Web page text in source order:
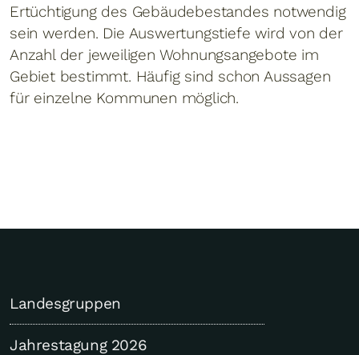
Ertüchtigung des Gebäudebestandes notwendig
sein werden. Die Auswertungstiefe wird von der
Anzahl der jeweiligen Wohnungsangebote im
Gebiet bestimmt. Häufig sind schon Aussagen
für einzelne Kommunen möglich.
Landesgruppen
Jahrestagung 2026